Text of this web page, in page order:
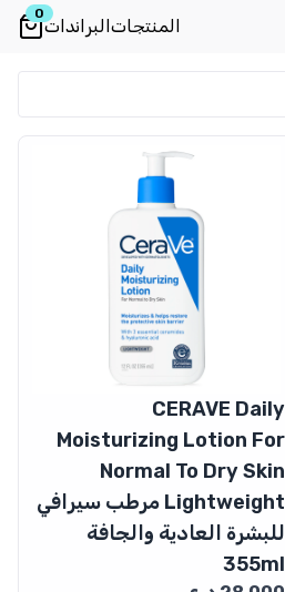
المنتجاتالبراندات
0
CERAVE Daily
Moisturizing Lotion For
Normal To Dry Skin
Lightweight مرطب سيرافي
للبشرة العادية والجافة
355ml